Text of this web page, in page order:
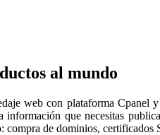
al mundo
web con plataforma Cpanel
que necesitas
compra de dominios,